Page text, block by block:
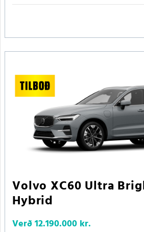
Volvo XC60 Ultra
Hybrid
Verð12.190.000 kr.